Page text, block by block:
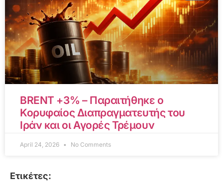
BRENT +3% – Παραιτήθηκε ο
Κορυφαίος Διαπραγματευτής του
Ιράν και οι Αγορές Τρέμουν
April 24, 2026 No Comments
Ετικέτες: